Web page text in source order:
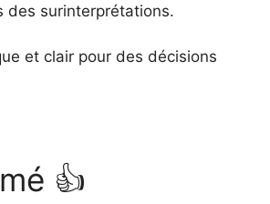
des surinterprétations.
et clair pour des décisions
👍